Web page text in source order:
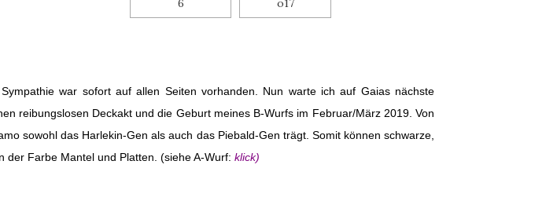
war sofort auf allen Seiten vorhanden. Nun warte ich auf Gaias nächste
reibungslosen Deckakt und die Geburt meines B-Wurfs im Februar/März 2019. Von
sowohl das Harlekin-Gen als auch das Piebald-Gen trägt. Somit können schwarze,
Farbe Mantel und Platten. (siehe A-Wurf: klick)